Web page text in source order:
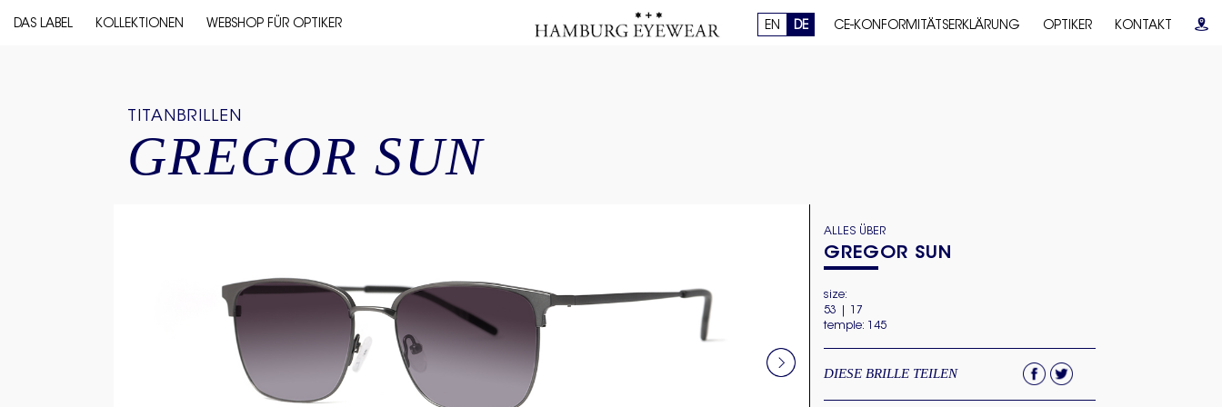
DAS LABEL KOLLEKTIONEN WEBSHOP FÜR OPTIKER EN DE CE-KONFORMITÄTSERKLÄRUNG OPTIKER KONTAKT
TITANBRILLEN
GREGOR SUN
ALLES ÜBER
GREGOR SUN
size:
53 | 17
temple: 145
DIESE BRILLE TEILEN